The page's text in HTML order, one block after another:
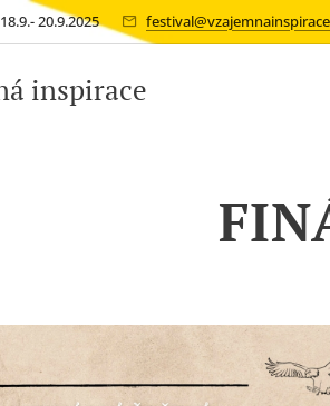
20.9.2025
inspirace